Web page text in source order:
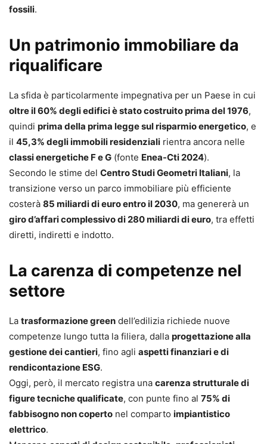
fossili.
Un patrimonio immobiliare da
riqualificare
La sfida è particolarmente impegnativa per un Paese in cui
oltre il 60% degli edifici è stato costruito prima del 1976,
quindi prima della prima legge sul risparmio energetico, e
il 45,3% degli immobili residenziali rientra ancora nelle
classi energetiche F e G (fonte Enea-Cti 2024).
Secondo le stime del Centro Studi Geometri Italiani, la
transizione verso un parco immobiliare più efficiente
costerà 85 miliardi di euro entro il 2030, ma genererà un
giro d’affari complessivo di 280 miliardi di euro, tra effetti
diretti, indiretti e indotto.
La carenza di competenze nel
settore
La trasformazione green dell’edilizia richiede nuove
competenze lungo tutta la filiera, dalla progettazione alla
gestione dei cantieri, fino agli aspetti finanziari e di
rendicontazione ESG.
Oggi, però, il mercato registra una carenza strutturale di
figure tecniche qualificate, con punte fino al 75% di
fabbisogno non coperto nel comparto impiantistico
elettrico.